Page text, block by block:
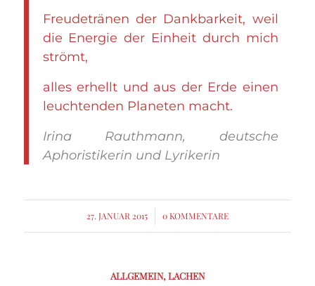
Freudetränen der Dankbarkeit, weil
die Energie der Einheit durch mich
strömt,
alles erhellt und aus der Erde einen
leuchtenden Planeten macht.
Irina Rauthmann, deutsche
Aphoristikerin und Lyrikerin
27. JANUAR 2015
/ 0 KOMMENTARE
ALLGEMEIN, LACHEN